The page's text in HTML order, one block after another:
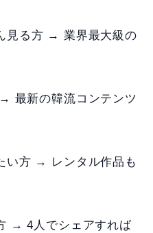
見る方 → 業界最大級の
最新の韓流コンテンツ
い方 → レンタル作品も
→ 4人でシェアすれば